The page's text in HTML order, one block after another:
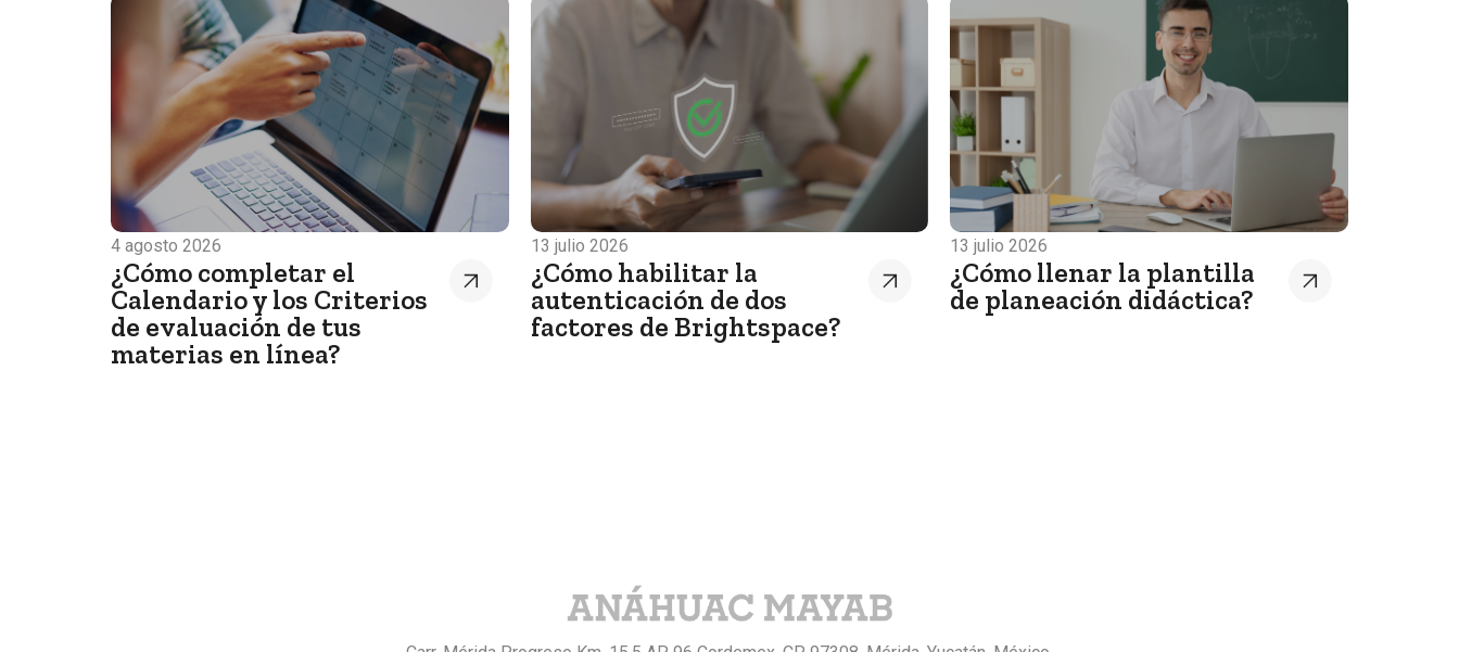
4 agosto 2026
¿Cómo completar el
Calendario y los Criterios
de evaluación de tus
materias en línea?
13 julio 2026
¿Cómo habilitar la
autenticación de dos
factores de Brightspace?
13 julio 2026
¿Cómo llenar la plantilla
de planeación didáctica?